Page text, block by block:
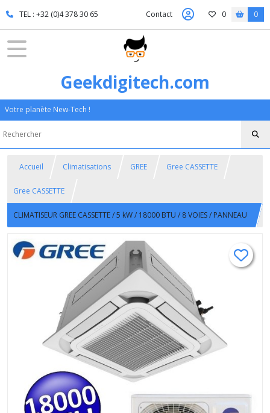
TEL : +32 (0)4 378 30 65 Contact 0 0
Geekdigitech.com
Votre planète New-Tech !
Accueil Climatisations GREE Gree CASSETTE
Gree CASSETTE
CLIMATISEUR GREE CASSETTE / 5 kW / 18000 BTU / 8 VOIES / PANNEAU
ET TELECOMMANDE INCLUS